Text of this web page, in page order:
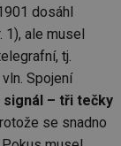
dosáhl
ale musel
tj.
Spojení
signál – tři tečky
se snadno